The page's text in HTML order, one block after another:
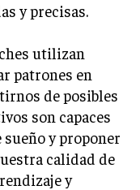
y precisas.
utilizan
patrones en
de posibles
son capaces
y proponer
calidad de
y